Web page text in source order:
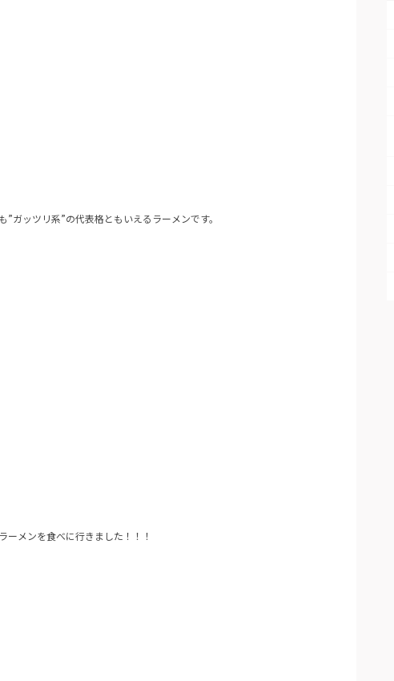
ガッツリ系”の代表格ともいえるラーメンです。
メンを食べに行きました！！！